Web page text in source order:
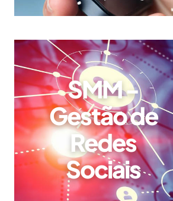
SMM -
Gestão de
Redes
Sociais